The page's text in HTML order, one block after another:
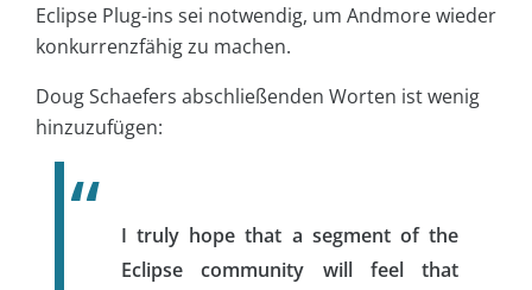
Eclipse Plug-ins sei notwendig, um Andmore wieder
konkurrenzfähig zu machen.
Doug Schaefers abschließenden Worten ist wenig
hinzuzufügen:
I truly hope that a segment of the
Eclipse community will feel that